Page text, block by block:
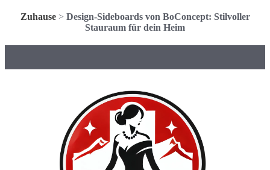
Zuhause> Design-Sideboards von BoConcept: Stilvoller
Stauraum für dein Heim